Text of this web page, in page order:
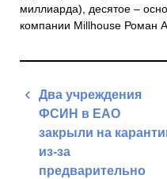
миллиарда), десятое –
компании Millhouse Роман
Навигация
записям
Два учреждения
ФСИН в ЕАО
закрыли на
из-за
предварительно